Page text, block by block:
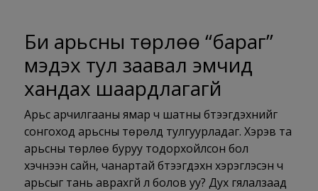
Би арьсны төрлөө “бараг”
мэдэх тул заавал эмчид
хандах шаардлагагүй
Арьс арчилгааны ямар ч шатны бүтээгдэхүүнийг
сонгоход арьсны төрөлд тулгуурладаг. Хэрэв та
арьсны төрлөө буруу тодорхойлсон бол
хэчнээн сайн, чанартай бүтээгдэхүүн хэрэглэсэн ч
арьсыг тань аврахгүй л болов уу? Дух гялалзаад